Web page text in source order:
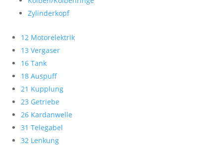
Zylinderkopf
12 Motorelektrik
13 Vergaser
16 Tank
18 Auspuff
21 Kupplung
23 Getriebe
26 Kardanwelle
31 Telegabel
32 Lenkung